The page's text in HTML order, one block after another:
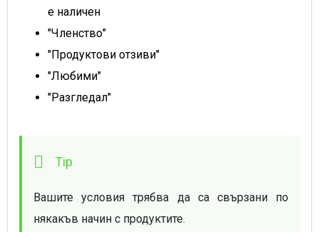
е наличен
"Членство"
"Продуктови отзиви"
"Любими"
"Разгледал"
Вашите условия трябва да са свързани по
някакъв начин с продуктите.